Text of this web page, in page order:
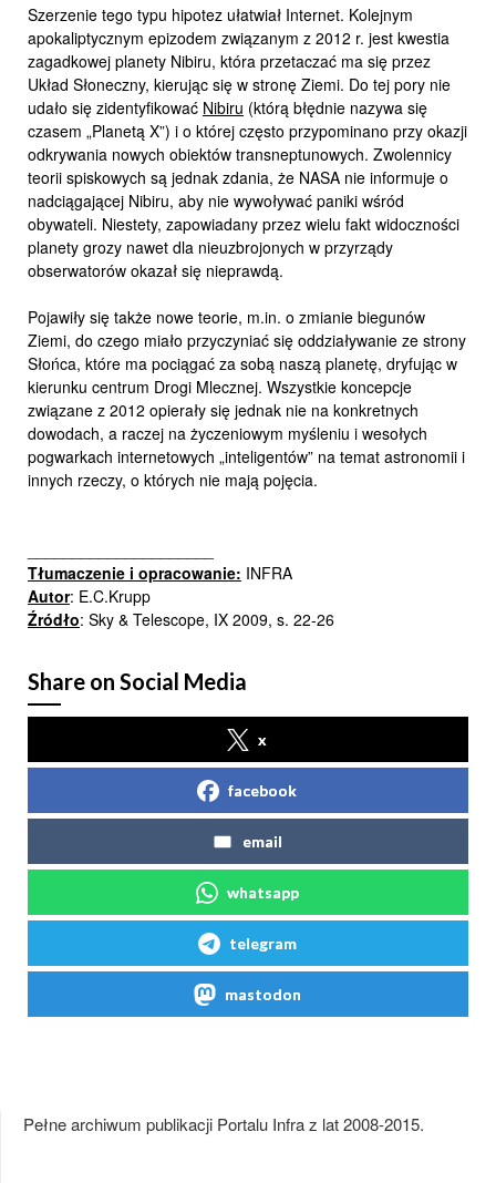
Szerzenie tego typu hipotez ułatwiał Internet. Kolejnym
apokaliptycznym epizodem związanym z 2012 r. jest kwestia
zagadkowej planety Nibiru, która przetaczać ma się przez
Układ Słoneczny, kierując się w stronę Ziemi. Do tej pory nie
udało się zidentyfikować Nibiru (którą błędnie nazywa się
czasem „Planetą X”) i o której często przypominano przy okazji
odkrywania nowych obiektów transneptunowych. Zwolennicy
teorii spiskowych są jednak zdania, że NASA nie informuje o
nadciągającej Nibiru, aby nie wywoływać paniki wśród
obywateli. Niestety, zapowiadany przez wielu fakt widoczności
planety grozy nawet dla nieuzbrojonych w przyrządy
obserwatorów okazał się nieprawdą.
Pojawiły się także nowe teorie, m.in. o zmianie biegunów
Ziemi, do czego miało przyczyniać się oddziaływanie ze strony
Słońca, które ma pociągać za sobą naszą planetę, dryfując w
kierunku centrum Drogi Mlecznej. Wszystkie koncepcje
związane z 2012 opierały się jednak nie na konkretnych
dowodach, a raczej na życzeniowym myśleniu i wesołych
pogwarkach internetowych „inteligentów” na temat astronomii i
innych rzeczy, o których nie mają pojęcia.
Tłumaczenie i opracowanie: INFRA
Autor: E.C.Krupp
Źródło: Sky & Telescope, IX 2009, s. 22-26
Share on Social Media
x
facebook
email
whatsapp
telegram
mastodon
Pełne archiwum publikacji Portalu Infra z lat 2008-2015.